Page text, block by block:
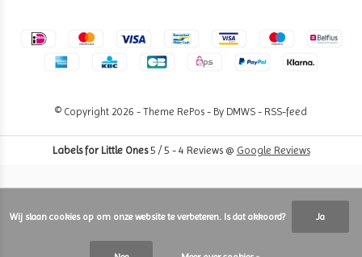
© Copyright 2026 - Theme RePos - By DMWS - RSS-feed
Labels for Little Ones5 / 5 - 4 Reviews @ Google Reviews
Wij slaan cookies op om onze website te verbeteren. Is dat akkoord? Ja